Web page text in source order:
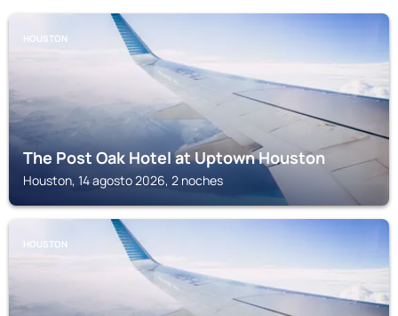
HOUSTON
The Post Oak Hotel at Uptown Houston
Houston, 14 agosto 2026, 2 noches
HOUSTON